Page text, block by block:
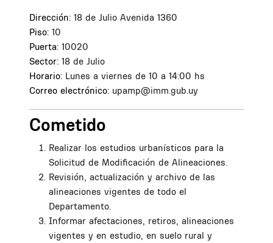
Dirección: 18 de Julio Avenida 1360
Piso: 10
Puerta: 10020
Sector: 18 de Julio
Horario: Lunes a viernes de 10 a 14:00 hs
Correo electrónico: upamp@imm.gub.uy
Cometido
Realizar los estudios urbanísticos para la
Solicitud de Modificación de Alineaciones.
Revisión, actualización y archivo de las
alineaciones vigentes de todo el
Departamento.
Informar afectaciones, retiros, alineaciones
vigentes y en estudio, en suelo rural y